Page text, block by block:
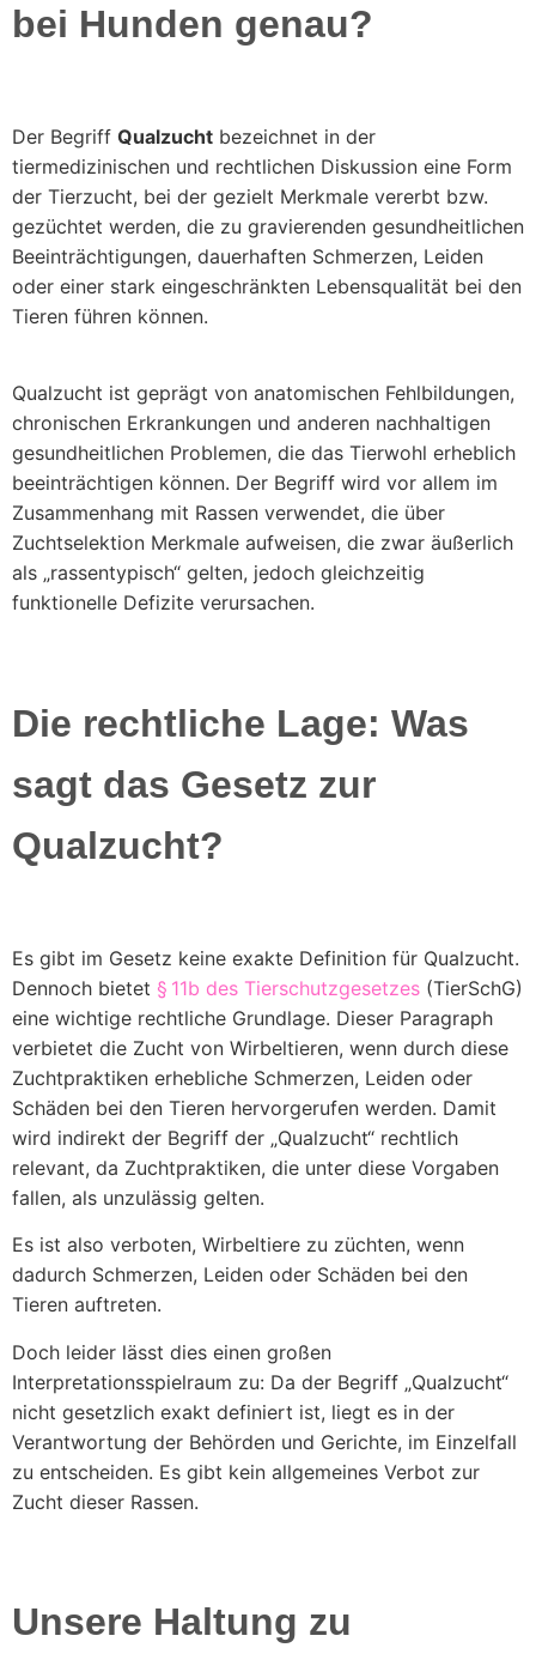
bei Hunden genau?
Der Begriff Qualzucht bezeichnet in der
tiermedizinischen und rechtlichen Diskussion eine Form
der Tierzucht, bei der gezielt Merkmale vererbt bzw.
gezüchtet werden, die zu gravierenden gesundheitlichen
Beeinträchtigungen, dauerhaften Schmerzen, Leiden
oder einer stark eingeschränkten Lebensqualität bei den
Tieren führen können.
Qualzucht ist geprägt von anatomischen Fehlbildungen,
chronischen Erkrankungen und anderen nachhaltigen
gesundheitlichen Problemen, die das Tierwohl erheblich
beeinträchtigen können. Der Begriff wird vor allem im
Zusammenhang mit Rassen verwendet, die über
Zuchtselektion Merkmale aufweisen, die zwar äußerlich
als „rassentypisch“ gelten, jedoch gleichzeitig
funktionelle Defizite verursachen.
Die rechtliche Lage: Was
sagt das Gesetz zur
Qualzucht?
Es gibt im Gesetz keine exakte Definition für Qualzucht.
Dennoch bietet § 11b des Tierschutzgesetzes (TierSchG)
eine wichtige rechtliche Grundlage. Dieser Paragraph
verbietet die Zucht von Wirbeltieren, wenn durch diese
Zuchtpraktiken erhebliche Schmerzen, Leiden oder
Schäden bei den Tieren hervorgerufen werden. Damit
wird indirekt der Begriff der „Qualzucht“ rechtlich
relevant, da Zuchtpraktiken, die unter diese Vorgaben
fallen, als unzulässig gelten.
Es ist also verboten, Wirbeltiere zu züchten, wenn
dadurch Schmerzen, Leiden oder Schäden bei den
Tieren auftreten.
Doch leider lässt dies einen großen
Interpretationsspielraum zu: Da der Begriff „Qualzucht“
nicht gesetzlich exakt definiert ist, liegt es in der
Verantwortung der Behörden und Gerichte, im Einzelfall
zu entscheiden. Es gibt kein allgemeines Verbot zur
Zucht dieser Rassen.
Unsere Haltung zu